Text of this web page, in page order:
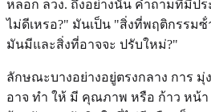
หลอก ลวง. ถึงอย่างนั้น คําถามที่มีป
ไม่ดีเหรอ?" มันเป็น "สิ่งที่พฤติกรรม
มันมีและสิ่งที่อาจจะ ปรับใหม่?"
ลักษณะบางอย่างอยู่ตรงกลาง การ
อาจ ทํา ให้ มี คุณภาพ หรือ ก้าว หน้า